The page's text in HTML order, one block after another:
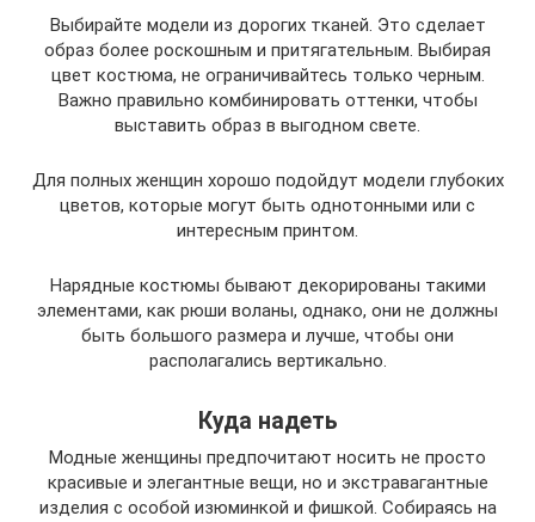
Выбирайте модели из дорогих тканей. Это сделает
образ более роскошным и притягательным. Выбирая
цвет костюма, не ограничивайтесь только черным.
Важно правильно комбинировать оттенки, чтобы
выставить образ в выгодном свете.
Для полных женщин хорошо подойдут модели глубоких
цветов, которые могут быть однотонными или с
интересным принтом.
Нарядные костюмы бывают декорированы такими
элементами, как рюши воланы, однако, они не должны
быть большого размера и лучше, чтобы они
располагались вертикально.
Куда надеть
Модные женщины предпочитают носить не просто
красивые и элегантные вещи, но и экстравагантные
изделия с особой изюминкой и фишкой. Собираясь на